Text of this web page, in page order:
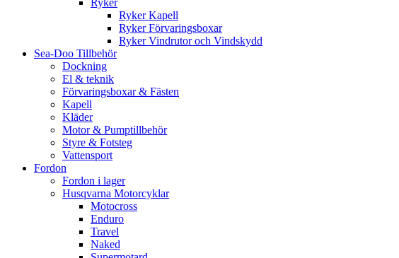
Ryker
Ryker Kapell
Ryker Förvaringsboxar
Ryker Vindrutor och Vindskydd
Sea-Doo Tillbehör
Dockning
El & teknik
Förvaringsboxar & Fästen
Kapell
Kläder
Motor & Pumptillbehör
Styre & Fotsteg
Vattensport
Fordon
Fordon i lager
Husqvarna Motorcyklar
Motocross
Enduro
Travel
Naked